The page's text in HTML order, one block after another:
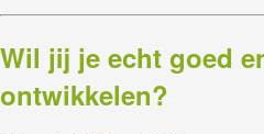
Wil jij je echt goed
ontwikkelen?